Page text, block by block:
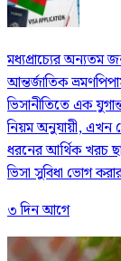
মধ্যপ্রাচ্যের অন্যতম
আন্তর্জাতিক
ভিসানীতিতে এক
নিয়ম অনুযায়ী, এখন
ধরনের আর্থিক খরচ
ভিসা সুবিধা ভোগ
৩ দিন আগে